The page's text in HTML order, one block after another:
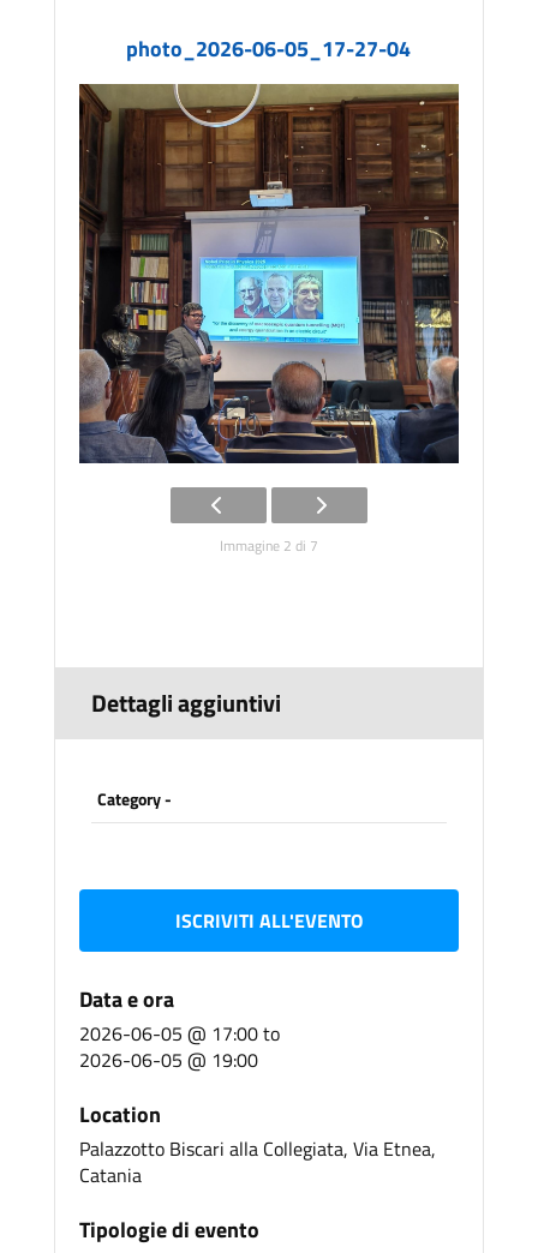
photo_2026-06-05_17-27-04
Immagine 2 di 7
Dettagli aggiuntivi
Category -
ISCRIVITI ALL'EVENTO
Data e ora
2026-06-05 @ 17:00to
2026-06-05 @ 19:00
Location
Palazzotto Biscari alla Collegiata, Via Etnea,
Catania
Tipologie di evento